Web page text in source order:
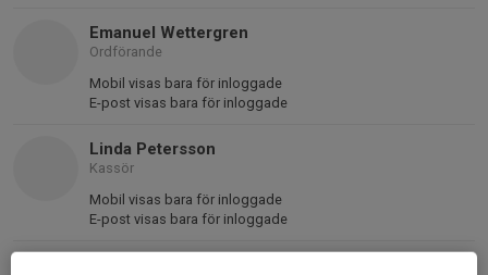
Emanuel Wettergren
Ordförande
Mobil visas bara för inloggade
E-post visas bara för inloggade
Linda Petersson
Kassör
Mobil visas bara för inloggade
E-post visas bara för inloggade